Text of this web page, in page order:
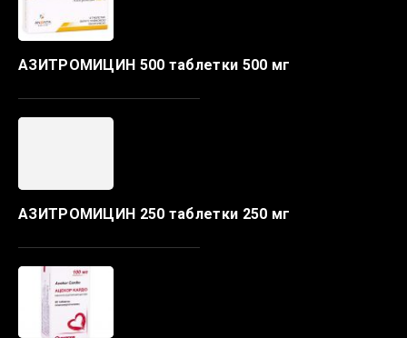
АЗИТРОМИЦИН 500 таблетки 500 мг
АЗИТРОМИЦИН 250 таблетки 250 мг